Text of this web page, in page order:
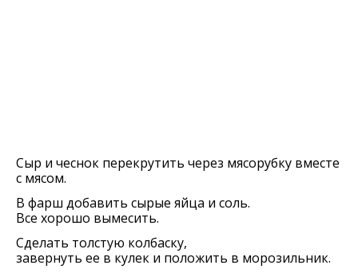
Сыр и чеснок перекрутить через мясорубку вместе
с мясом.
В фарш добавить сырые яйца и соль.
Все хорошо вымесить.
Сделать толстую колбаску,
завернуть ее в кулек и положить в морозильник.